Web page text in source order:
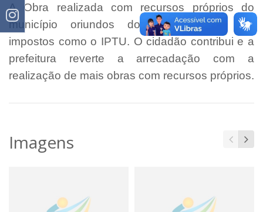
A Obra realizada com recursos próprios do
município oriundos dos pagamentos dos
impostos como o IPTU. O cidadão contribui e a
prefeitura reverte a arrecadação com a
realização de mais obras com recursos próprios.
Imagens